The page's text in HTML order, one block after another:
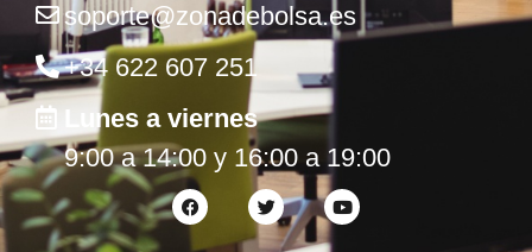
soporte@zonadebolsa.es
+34 622 607 251
Lunes a viernes
9:00 a 14:00 y 16:00 a 19:00